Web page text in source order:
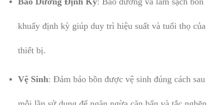
khuấy định kỳ giúp duy trì hiệu suất và tuổi thọ của
thiết bị.
Vệ Sinh: Đảm bảo bồn được vệ sinh đúng cách sau